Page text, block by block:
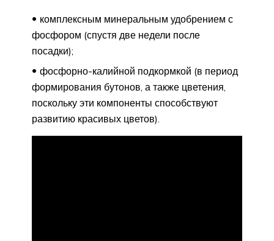
комплексным минеральным удобрением с
фосфором (спустя две недели после
посадки);
фосфорно-калийной подкормкой (в период
формирования бутонов, а также цветения,
поскольку эти компоненты способствуют
развитию красивых цветов).